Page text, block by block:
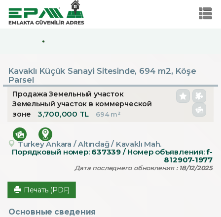
*
Kavaklı Küçük Sanayi Sitesinde, 694 m2, Köşe
Parsel
Продажа Земельный участок
Земельный участок в коммерческой
зоне
3,700,000 TL 694 m²
Turkey Ankara / Altındağ/ Kavaklı Mah.
Порядковый номер: 637339 / Номер объявления:f-
812907-1977
Дата последнего обновления : 18/12/2025
Печать (PDF)
Основные сведения